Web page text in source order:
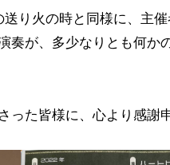
り火の時と同様に、主
奏が、多少なりとも何か
った皆様に、心より感謝